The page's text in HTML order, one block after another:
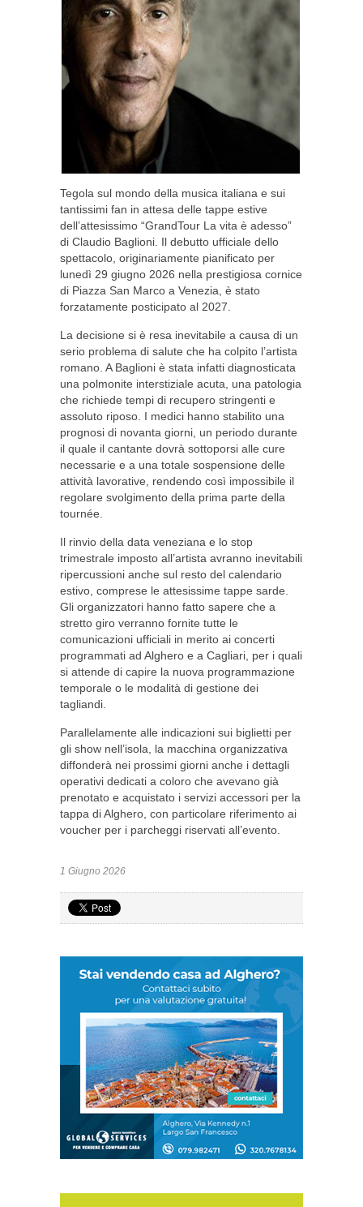
Tegola sul mondo della musica italiana e sui
tantissimi fan in attesa delle tappe estive
dell’attesissimo “GrandTour La vita è adesso”
di Claudio Baglioni. Il debutto ufficiale dello
spettacolo, originariamente pianificato per
lunedì 29 giugno 2026 nella prestigiosa cornice
di Piazza San Marco a Venezia, è stato
forzatamente posticipato al 2027.
La decisione si è resa inevitabile a causa di un
serio problema di salute che ha colpito l’artista
romano. A Baglioni è stata infatti diagnosticata
una polmonite interstiziale acuta, una patologia
che richiede tempi di recupero stringenti e
assoluto riposo. I medici hanno stabilito una
prognosi di novanta giorni, un periodo durante
il quale il cantante dovrà sottoporsi alle cure
necessarie e a una totale sospensione delle
attività lavorative, rendendo così impossibile il
regolare svolgimento della prima parte della
tournée.
Il rinvio della data veneziana e lo stop
trimestrale imposto all’artista avranno inevitabili
ripercussioni anche sul resto del calendario
estivo, comprese le attesissime tappe sarde.
Gli organizzatori hanno fatto sapere che a
stretto giro verranno fornite tutte le
comunicazioni ufficiali in merito ai concerti
programmati ad Alghero e a Cagliari, per i quali
si attende di capire la nuova programmazione
temporale o le modalità di gestione dei
tagliandi.
Parallelamente alle indicazioni sui biglietti per
gli show nell’isola, la macchina organizzativa
diffonderà nei prossimi giorni anche i dettagli
operativi dedicati a coloro che avevano già
prenotato e acquistato i servizi accessori per la
tappa di Alghero, con particolare riferimento ai
voucher per i parcheggi riservati all’evento.
1 Giugno 2026